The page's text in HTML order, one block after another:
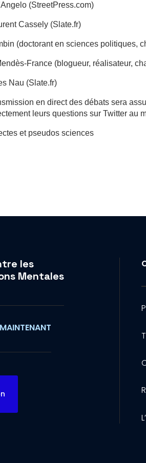
(StreetPress.com)
Cassely (Slate.fr)
(doctorant en sciences politiques,
France (blogueur, réalisateur,
Nau (Slate.fr)
en direct des débats sera
leurs questions sur Twitter au
et pseudos sciences
les
Mentales